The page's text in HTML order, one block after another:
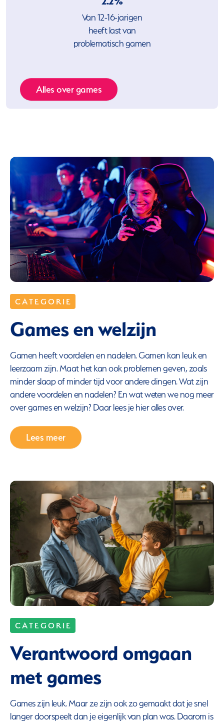
Van 12-16-jarigen
heeft last van
problematisch gamen
Alles over games
C A T E G O R I E
Games en welzijn
Gamen heeft voordelen en nadelen. Gamen kan leuk en
leerzaam zijn. Maat het kan ook problemen geven, zoals
minder slaap of minder tijd voor andere dingen. Wat zijn
andere voordelen en nadelen? En wat weten we nog meer
over games en welzijn? Daar lees je hier alles over.
Lees meer
C A T E G O R I E
Verantwoord omgaan
met games
Games zijn leuk. Maar ze zijn ook zo gemaakt dat je snel
langer doorspeelt dan je eigenlijk van plan was. Daarom is